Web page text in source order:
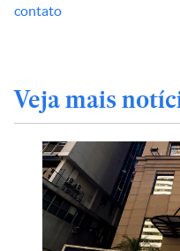
contato
Veja mais